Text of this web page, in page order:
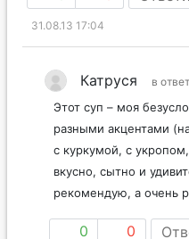
31.08.13 17:04
Катруся в ответ
Этот суп – моя
разными акцентами
с куркумой, с
вкусно, сытно и
рекомендую, а очень
0 0